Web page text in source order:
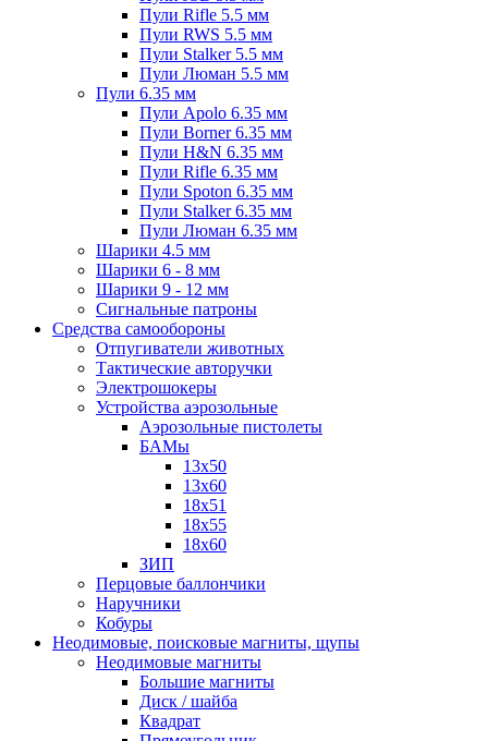
Пули Rifle 5.5 мм
Пули RWS 5.5 мм
Пули Stalker 5.5 мм
Пули Люман 5.5 мм
Пули 6.35 мм
Пули Apolo 6.35 мм
Пули Borner 6.35 мм
Пули H&N 6.35 мм
Пули Rifle 6.35 мм
Пули Spoton 6.35 мм
Пули Stalker 6.35 мм
Пули Люман 6.35 мм
Шарики 4.5 мм
Шарики 6 - 8 мм
Шарики 9 - 12 мм
Сигнальные патроны
Средства самообороны
Отпугиватели животных
Тактические авторучки
Электрошокеры
Устройства аэрозольные
Аэрозольные пистолеты
БАМы
13х50
13х60
18х51
18х55
18х60
ЗИП
Перцовые баллончики
Наручники
Кобуры
Неодимовые, поисковые магниты, щупы
Неодимовые магниты
Большие магниты
Диск / шайба
Квадрат